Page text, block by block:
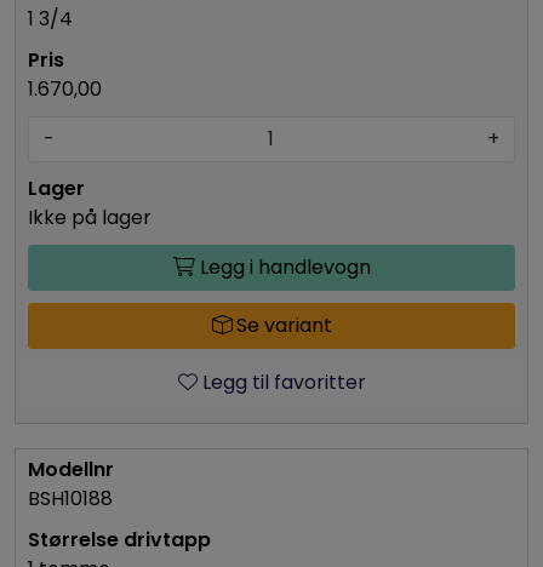
1 3/4
1.670,00
-
+
Ikke på lager
Legg i handlevogn
Se variant
Legg til favoritter
BSH10188